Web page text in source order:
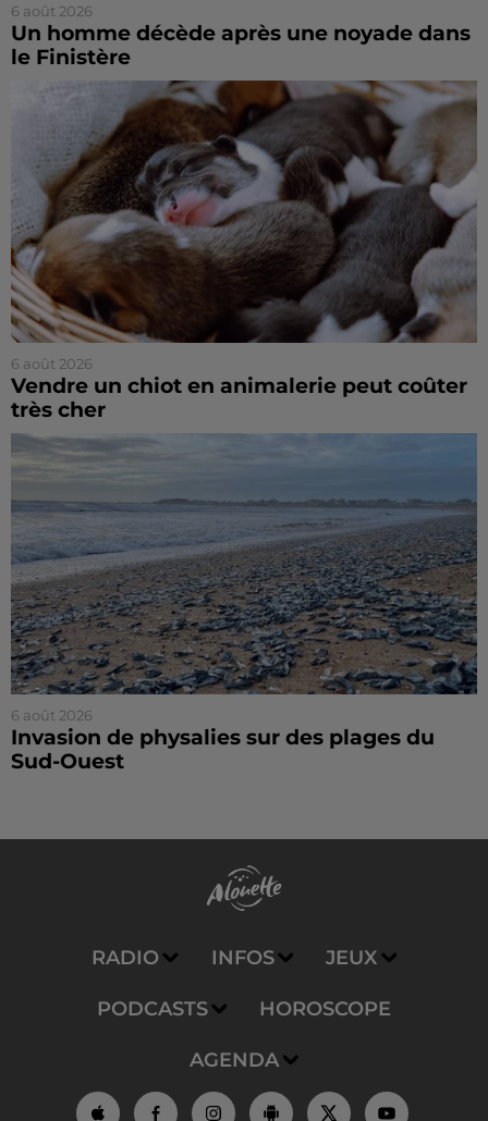
6 août 2026
Un homme décède après une noyade dans
le Finistère
6 août 2026
Vendre un chiot en animalerie peut coûter
très cher
6 août 2026
Invasion de physalies sur des plages du
Sud-Ouest
RADIO INFOS JEUX
PODCASTS HOROSCOPE
AGENDA